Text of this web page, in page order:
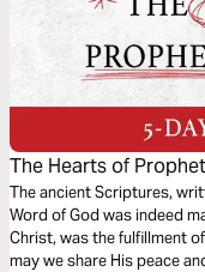
The Hearts of
The ancient Scriptures,
Word of God was indeed
Christ, was the fulfillment
may we share His peace